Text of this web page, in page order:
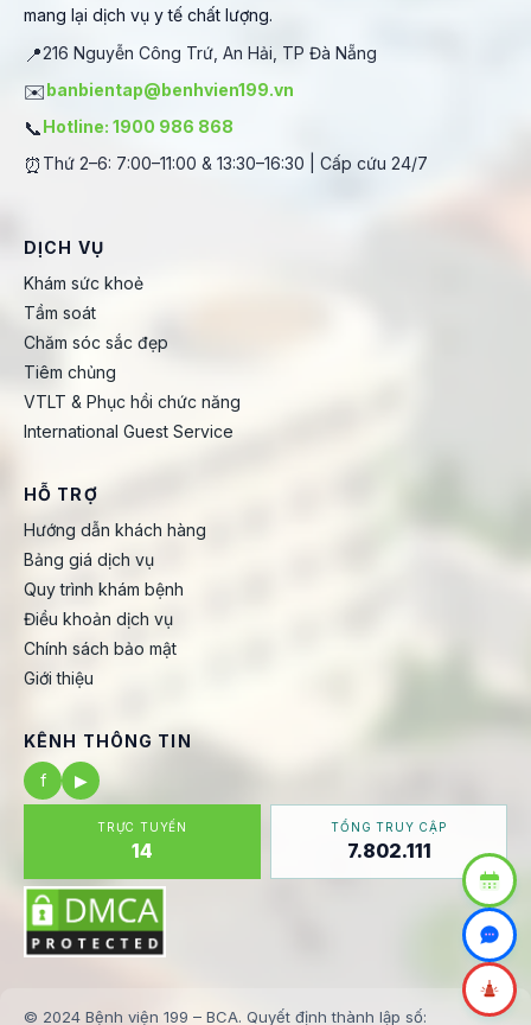
mang lại dịch vụ y tế chất lượng.
📍216 Nguyễn Công Trứ, An Hải, TP Đà Nẵng
✉️banbientap@benhvien199.vn
📞Hotline: 1900 986 868
⏰ Thứ 2–6: 7:00–11:00 & 13:30–16:30 | Cấp cứu 24/7
DỊCH VỤ
Khám sức khoẻ
Tầm soát
Chăm sóc sắc đẹp
Tiêm chủng
VTLT & Phục hồi chức năng
International Guest Service
HỖ TRỢ
Hướng dẫn khách hàng
Bảng giá dịch vụ
Quy trình khám bệnh
Điều khoản dịch vụ
Chính sách bảo mật
Giới thiệu
KÊNH THÔNG TIN
f
▶
TRỰC TUYẾN
14
TỔNG TRUY CẬP
7.802.111
© 2024 Bệnh viện 199 – BCA. Quyết định thành lập số: